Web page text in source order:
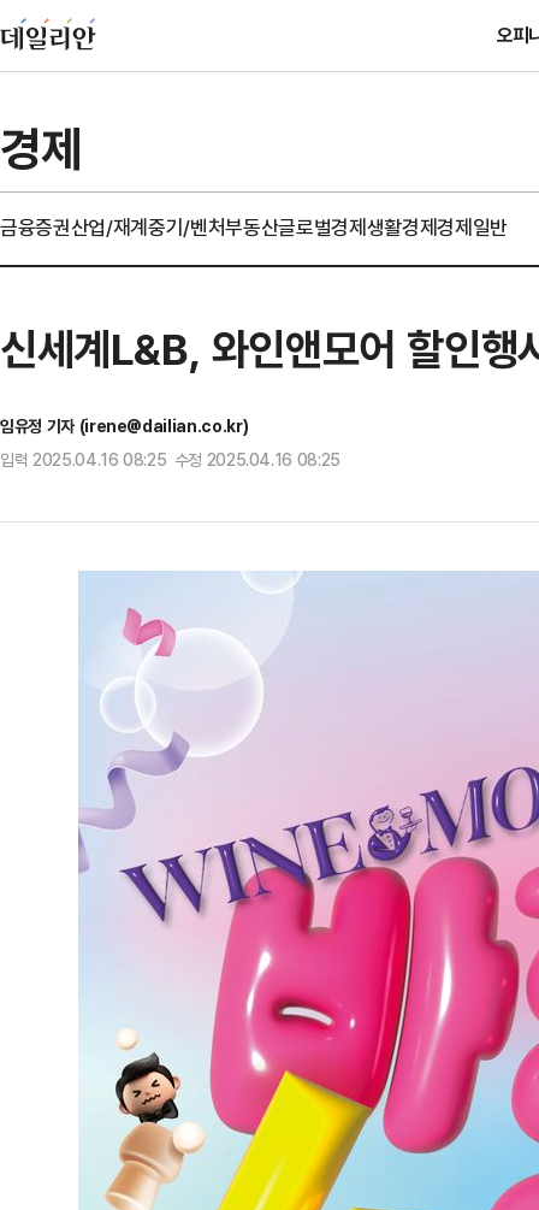
오피
경제
금융증권산업/재계중기/벤처부동산글로벌경제생활경제경제일반
신세계L&B, 와인앤모어 할인행
임유정 기자 (irene@dailian.co.kr)
입력 2025.04.16 08:25 수정 2025.04.16 08:25